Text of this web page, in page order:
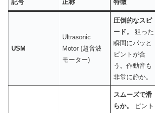
記号 正称 特徴
USM
Ultrasonic
Motor (超音波
モーター)
圧倒的なスピ
ード。
狙った
瞬間にパッと
ピントが合
う。作動音も
非常に静か。
スムーズで滑
らか。
ピント